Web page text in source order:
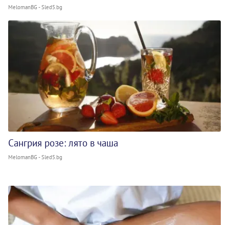
MelomanBG - Sled5.bg
Сангрия розе: лято в чаша
MelomanBG - Sled5.bg